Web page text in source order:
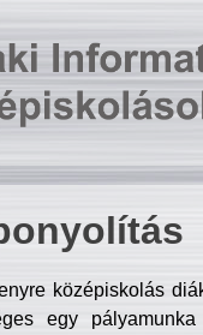
középiskolás
egy